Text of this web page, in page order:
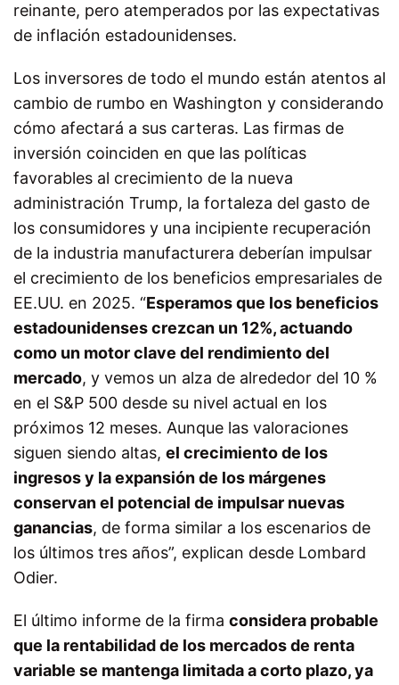
reinante, pero atemperados por las expectativas
de inflación estadounidenses.
Los inversores de todo el mundo están atentos al
cambio de rumbo en Washington y considerando
cómo afectará a sus carteras. Las firmas de
inversión coinciden en que las políticas
favorables al crecimiento de la nueva
administración Trump, la fortaleza del gasto de
los consumidores y una incipiente recuperación
de la industria manufacturera deberían impulsar
el crecimiento de los beneficios empresariales de
EE.UU. en 2025. “Esperamos que los beneficios
estadounidenses crezcan un 12%, actuando
como un motor clave del rendimiento del
mercado, y vemos un alza de alrededor del 10 %
en el S&P 500 desde su nivel actual en los
próximos 12 meses. Aunque las valoraciones
siguen siendo altas, el crecimiento de los
ingresos y la expansión de los márgenes
conservan el potencial de impulsar nuevas
ganancias, de forma similar a los escenarios de
los últimos tres años”, explican desde Lombard
Odier.
El último informe de la firma considera probable
que la rentabilidad de los mercados de renta
variable se mantenga limitada a corto plazo, ya